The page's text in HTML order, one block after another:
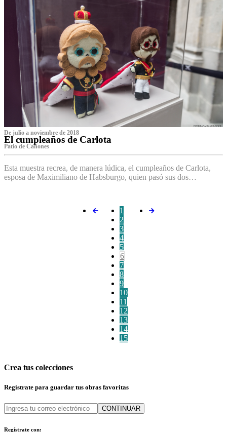
De julio a noviembre de 2018
El cumpleaños de Carlota
Patio de Cañones
Esta muestra recrea, de manera lúdica, el cumpleaños de Carlota,
esposa de Maximiliano de Habsburgo, quien pasó sus dos…
1
2
3
4
5
6
7
8
9
10
11
12
13
14
15
Crea tus colecciones
Regístrate para guardar tus obras favoritas
CONTINUAR
Regístrate con: